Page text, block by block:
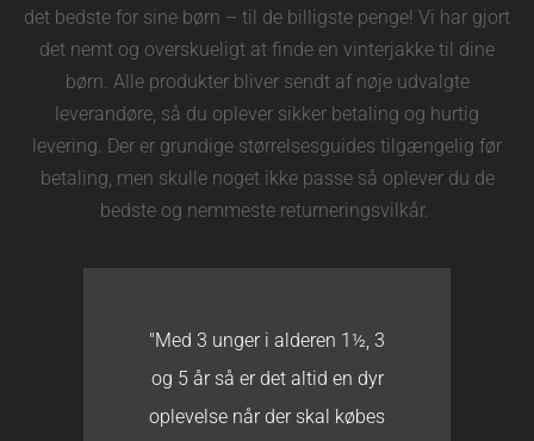
det bedste for sine børn – til de billigste penge! Vi har gjort
det nemt og overskueligt at finde en vinterjakke til dine
børn. Alle produkter bliver sendt af nøje udvalgte
leverandøre, så du oplever sikker betaling og hurtig
levering. Der er grundige størrelsesguides tilgængelig før
betaling, men skulle noget ikke passe så oplever du de
bedste og nemmeste returneringsvilkår.
"Normalt går vi i genbrugen
efter nyt tøj, men i år fik jeg
gjort et godt køb til min lille